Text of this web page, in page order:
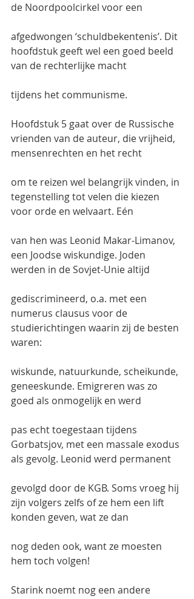
de Noordpoolcirkel voor een
afgedwongen ‘schuldbekentenis’. Dit
hoofdstuk geeft wel een goed beeld
van de rechterlijke macht
tijdens het communisme.
Hoofdstuk 5 gaat over de Russische
vrienden van de auteur, die vrijheid,
mensenrechten en het recht
om te reizen wel belangrijk vinden, in
tegenstelling tot velen die kiezen
voor orde en welvaart. Eén
van hen was Leonid Makar-Limanov,
een Joodse wiskundige. Joden
werden in de Sovjet-Unie altijd
gediscrimineerd, o.a. met een
numerus clausus voor de
studierichtingen waarin zij de besten
waren:
wiskunde, natuurkunde, scheikunde,
geneeskunde. Emigreren was zo
goed als onmogelijk en werd
pas echt toegestaan tijdens
Gorbatsjov, met een massale exodus
als gevolg. Leonid werd permanent
gevolgd door de KGB. Soms vroeg hij
zijn volgers zelfs of ze hem een lift
konden geven, wat ze dan
nog deden ook, want ze moesten
hem toch volgen!
Starink noemt nog een andere